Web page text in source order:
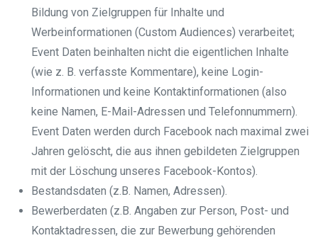
Bildung von Zielgruppen für Inhalte und
Werbeinformationen (Custom Audiences) verarbeitet;
Event Daten beinhalten nicht die eigentlichen Inhalte
(wie z. B. verfasste Kommentare), keine Login-
Informationen und keine Kontaktinformationen (also
keine Namen, E-Mail-Adressen und Telefonnummern).
Event Daten werden durch Facebook nach maximal zwei
Jahren gelöscht, die aus ihnen gebildeten Zielgruppen
mit der Löschung unseres Facebook-Kontos).
Bestandsdaten (z.B. Namen, Adressen).
Bewerberdaten (z.B. Angaben zur Person, Post- und
Kontaktadressen, die zur Bewerbung gehörenden